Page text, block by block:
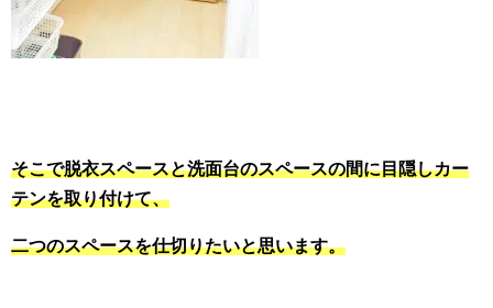
そこで脱衣スペースと洗面台のスペースの間に目隠しカー
テンを取り付けて、
二つのスペースを仕切りたいと思います。